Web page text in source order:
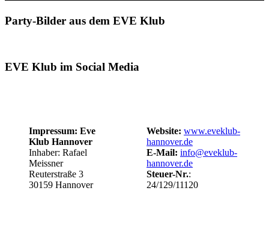
Party-Bilder aus dem EVE Klub
EVE Klub im Social Media
Impressum: Eve
Klub Hannover
Inhaber: Rafael
Meissner
Reuterstraße 3
30159 Hannover
Website: www.eveklub-
hannover.de
E-Mail: info@eveklub-
hannover.de
Steuer-Nr.:
24/129/11120